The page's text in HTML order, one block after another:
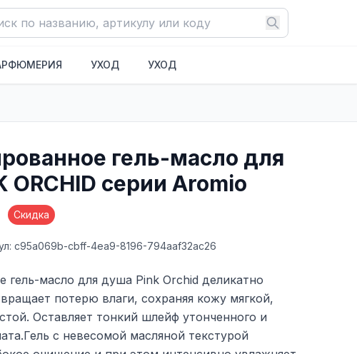
УХОД УХОД
гель-масло для
ORCHID серии Aromio
Скидка
c95a069b-cbff-4ea9-8196-794aaf32ac26
масло для душа Pink Orchid деликатно
потерю влаги, сохраняя кожу мягкой,
Оставляет тонкий шлейф утонченного и
с невесомой масляной текстурой